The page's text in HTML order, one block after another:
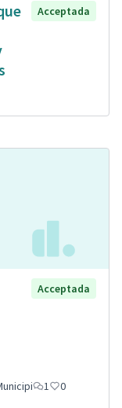
Acceptada
Acceptada
1 0